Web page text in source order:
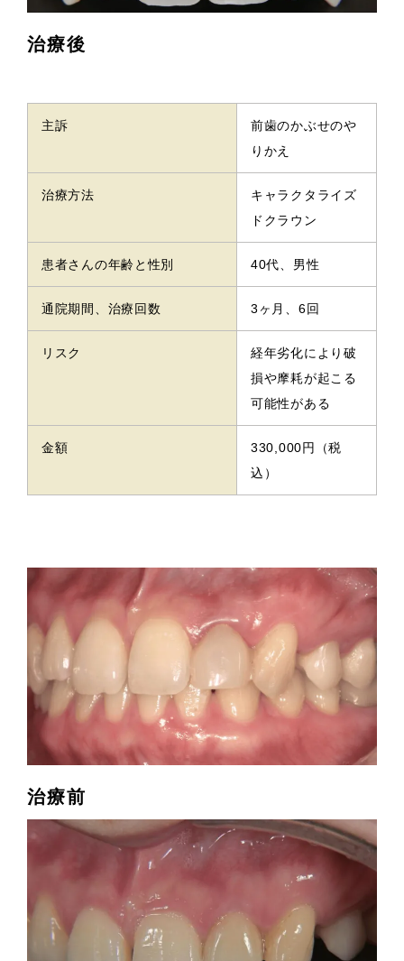
治療後
主訴
前歯のかぶせのや
りかえ
治療方法
キャラクタライズ
ドクラウン
患者さんの年齢と性別 40代、男性
通院期間、治療回数 3ヶ月、6回
リスク
経年劣化により破
損や摩耗が起こる
可能性がある
金額
330,000円（税
込）
治療前